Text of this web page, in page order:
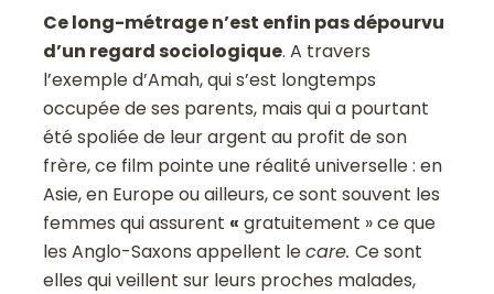
Ce long-métrage n’est enfin pas dépourvu
d’un regard sociologique. A travers
l’exemple d’Amah, qui s’est longtemps
occupée de ses parents, mais qui a pourtant
été spoliée de leur argent au profit de son
frère, ce film pointe une réalité universelle : en
Asie, en Europe ou ailleurs, ce sont souvent les
femmes qui assurent « gratuitement » ce que
les Anglo-Saxons appellent lecare.Ce sont
elles qui veillent sur leurs proches malades,